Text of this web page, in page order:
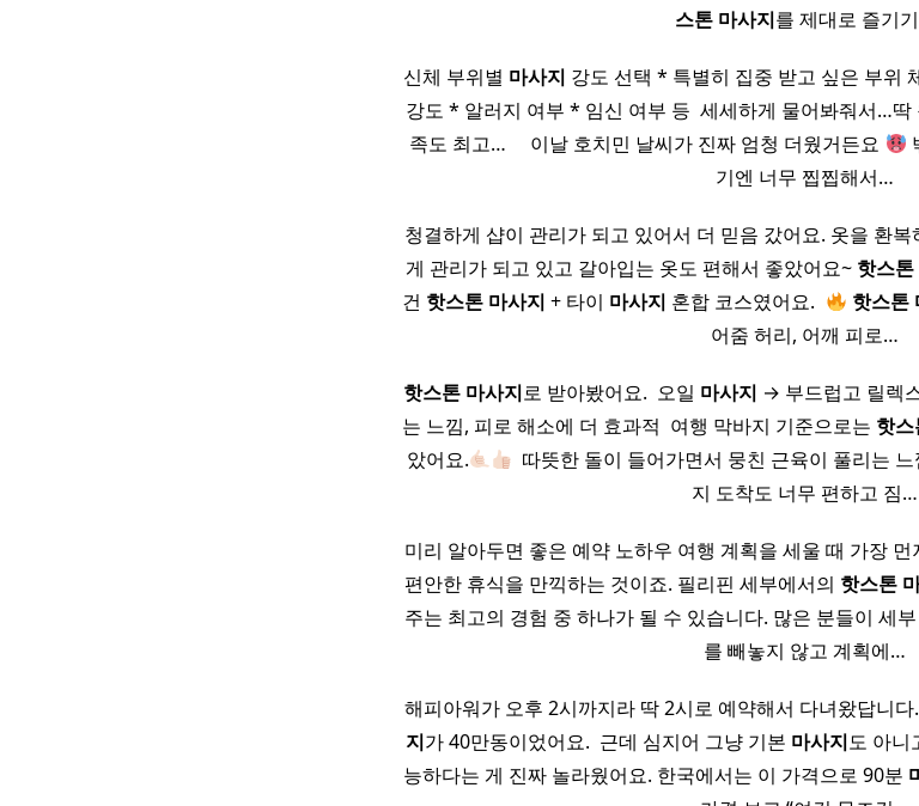
스톤 마사지를 제대로 즐기
신체 부위별 마사지 강도 선택 * 특별히 집중 받고 싶은 부위
강도 * 알러지 여부 * 임신 여부 등 ​ 세세하게 물어봐줘서…
족도 최고… ​ ​ ​ ​ 이날 호치민 날씨가 진짜 엄청 더웠거든요
기엔 너무 찝찝해서…
청결하게 샵이 관리가 되고 있어서 더 믿음 갔어요. 옷을 환
게 관리가 되고 있고 갈아입는 옷도 편해서 좋았어요~ 핫스톤
건 핫스톤 마사지 + 타이 마사지 혼합 코스였어요. ​ 핫스톤
어줌 허리, 어깨 피로…
핫스톤 마사지로 받아봤어요. ​ 오일 마사지 → 부드럽고 릴렉
는 느낌, 피로 해소에 더 효과적 ​ 여행 막바지 기준으로는 핫스
았어요.
따뜻한 돌이 들어가면서 뭉친 근육이 풀리는
지 도착도 너무 편하고 짐…
미리 알아두면 좋은 예약 노하우 여행 계획을 세울 때 가장
편안한 휴식을 만끽하는 것이죠. 필리핀 세부에서의 핫스톤
주는 최고의 경험 중 하나가 될 수 있습니다. 많은 분들이 세
를 빼놓지 않고 계획에…
해피아워가 오후 2시까지라 딱 2시로 예약해서 다녀왔답니
지가 40만동이었어요. ​ 근데 심지어 그냥 기본 마사지도 아니
능하다는 게 진짜 놀라웠어요. 한국에서는 이 가격으로 90분